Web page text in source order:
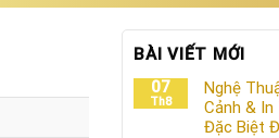
BÀI VIẾT MỚI
07
Th8
Nghệ
Cảnh & In
Đặc Biệt